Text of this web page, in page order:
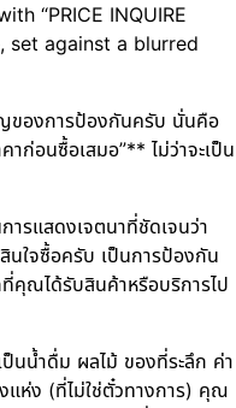
“PRICE INQUIRE
set against a blurred
ของการป้องกันครับ นั่นคือ
ก่อนซื้อเสมอ”** ไม่ว่าจะเป็น
รแสดงเจตนาที่ชัดเจนว่า
ใจซื้อครับ เป็นการป้องกัน
คุณได้รับสินค้าหรือบริการไป
นน้ำดื่ม ผลไม้ ของที่ระลึก ค่า
แห่ง (ที่ไม่ใช่ตั๋วทางการ) คุณ